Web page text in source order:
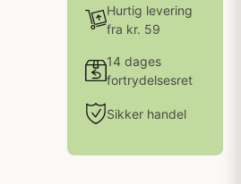
Hurtig levering
fra kr. 59
14 dages
fortrydelsesret
Sikker handel